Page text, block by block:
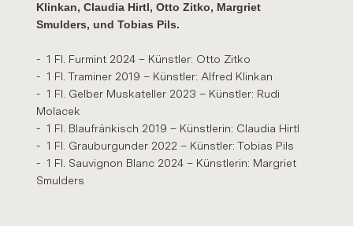
Klinkan, Claudia Hirtl, Otto Zitko, Margriet
Smulders, und Tobias Pils.
1 Fl. Furmint 2024 – Künstler: Otto Zitko
1 Fl. Traminer 2019 – Künstler: Alfred Klinkan
1 Fl. Gelber Muskateller 2023 – Künstler: Rudi
Molacek
1 Fl. Blaufränkisch 2019 – Künstlerin: Claudia Hirtl
1 Fl. Grauburgunder 2022 – Künstler: Tobias Pils
1 Fl. Sauvignon Blanc 2024 – Künstlerin: Margriet
Smulders